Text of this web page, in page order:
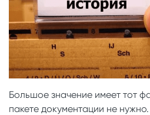
Большое значение имеет тот
пакете документации не